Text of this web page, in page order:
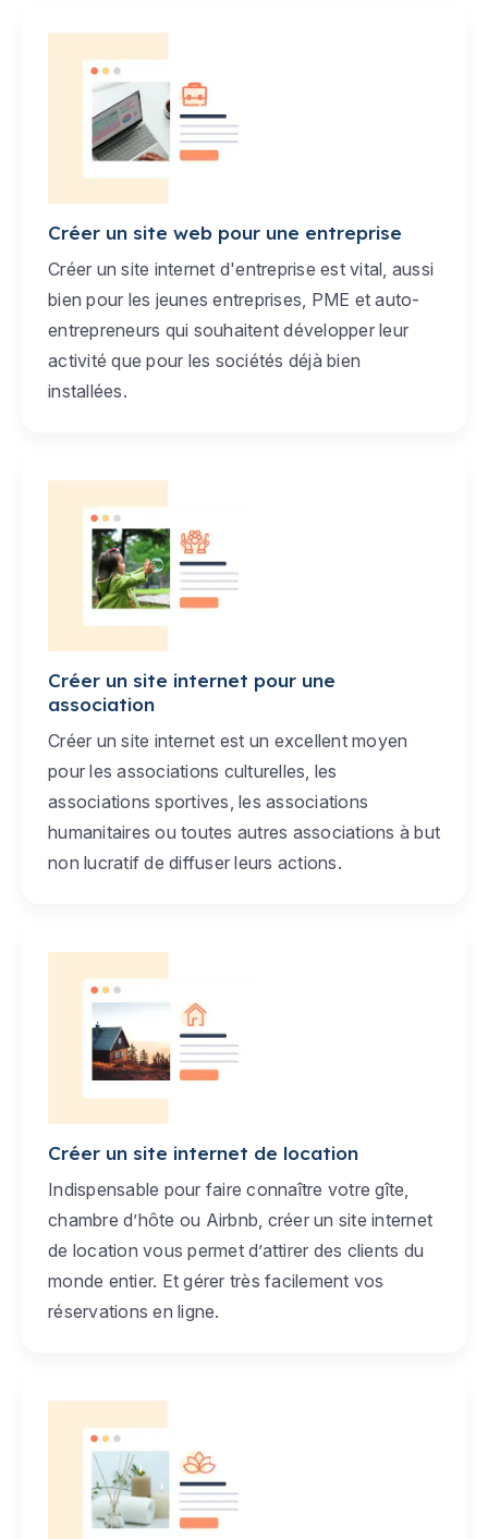
Créer un site web pour une entreprise
Créer un site internet d'entreprise est vital, aussi
bien pour les jeunes entreprises, PME et auto-
entrepreneurs qui souhaitent développer leur
activité que pour les sociétés déjà bien
installées.
Créer un site internet pour une
association
Créer un site internet est un excellent moyen
pour les associations culturelles, les
associations sportives, les associations
humanitaires ou toutes autres associations à but
non lucratif de diffuser leurs actions.
Créer un site internet de location
Indispensable pour faire connaître votre gîte,
chambre d’hôte ou Airbnb, créer un site internet
de location vous permet d’attirer des clients du
monde entier. Et gérer très facilement vos
réservations en ligne.